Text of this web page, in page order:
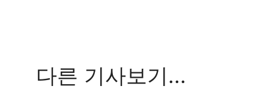
다른 기사보기...